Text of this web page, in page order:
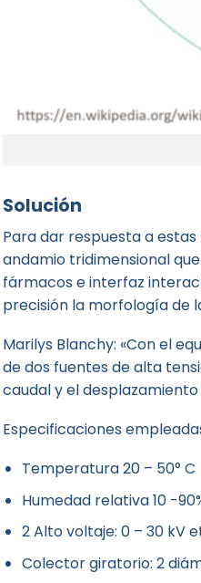
Solución
Para dar respuesta a estas
andamio tridimensional
fármacos e interfaz
precisión la morfología de
Marilys Blanchy: «Con el
de dos fuentes de alta
caudal y el
Especificaciones
Temperatura 20 – 50° C
Humedad relativa 10 -
2 Alto voltaje: 0 – 30 kV
Colector giratorio: 2